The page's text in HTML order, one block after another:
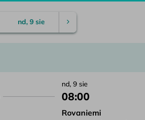
nd, 9 sie
nd, 9 sie
08:00
Rovaniemi